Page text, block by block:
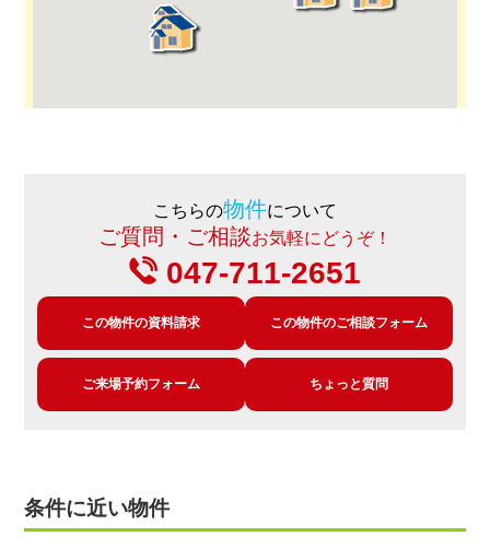
こちらの物件について
ご質問・ご相談お気軽にどうぞ！
047-711-2651
この物件の資料請求 この物件のご相談フォーム
ご来場予約フォーム ちょっと質問
条件に近い物件